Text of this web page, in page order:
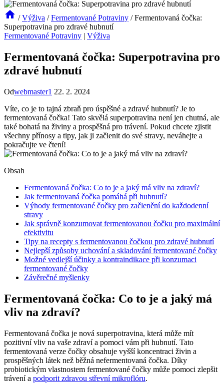
/ Výživa / Fermentované Potraviny / Fermentovaná čočka:
Superpotravina pro zdravé hubnutí
Fermentované Potraviny | Výživa
Fermentovaná čočka: Superpotravina pro
zdravé hubnutí
Odwebmaster1 22. 2. 2024
Víte, co je to tajná zbraň pro úspěšné a zdravé hubnutí? Je to
fermentovaná čočka! Tato skvělá superpotravina není jen chutná, ale
také bohatá na živiny a prospěšná pro trávení. Pokud chcete zjistit
všechny přínosy a tipy, jak ji začlenit do své stravy, neváhejte a
pokračujte ve čtení!
Obsah
Fermentovaná čočka: Co to je a jaký má vliv na zdraví?
Jak fermentovaná čočka pomáhá při hubnutí?
Výhody fermentované čočky pro začlenění do každodenní
stravy
Jak správně konzumovat fermentovanou čočku pro maximální
efektivitu
Tipy na recepty s fermentovanou čočkou pro zdravé hubnutí
Nejlepší způsoby uchování a skladování fermentované čočky
Možné vedlejší účinky a kontraindikace při konzumaci
fermentované čočky
Závěrečné myšlenky
Fermentovaná čočka: Co to je a jaký má
vliv na zdraví?
Fermentovaná čočka je nová superpotravina, která může mít
pozitivní vliv na vaše zdraví a pomoci vám při hubnutí. Tato
fermentovaná verze čočky obsahuje vyšší koncentraci živin a
prospěšných látek než běžná nefermentovaná čočka. Díky
probiotickým vlastnostem fermentované čočky může pomoci zlepšit
trávení a podporit zdravou střevní mikroflóru.